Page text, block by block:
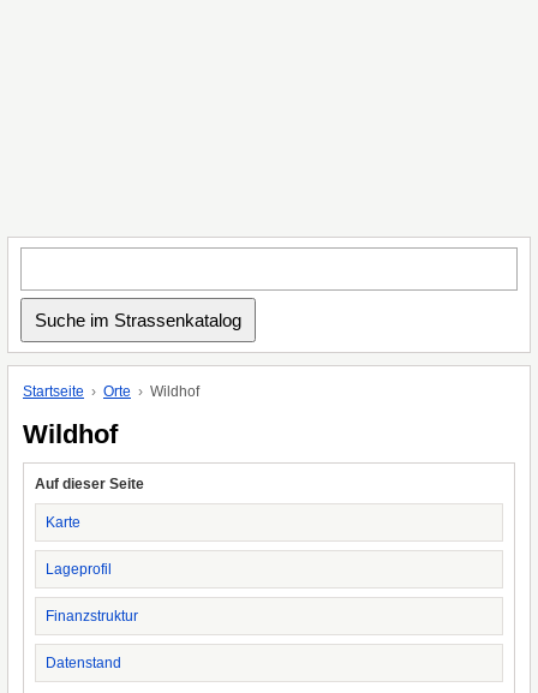
Startseite Orte Wildhof
Wildhof
Auf dieser Seite
Karte
Lageprofil
Finanzstruktur
Datenstand